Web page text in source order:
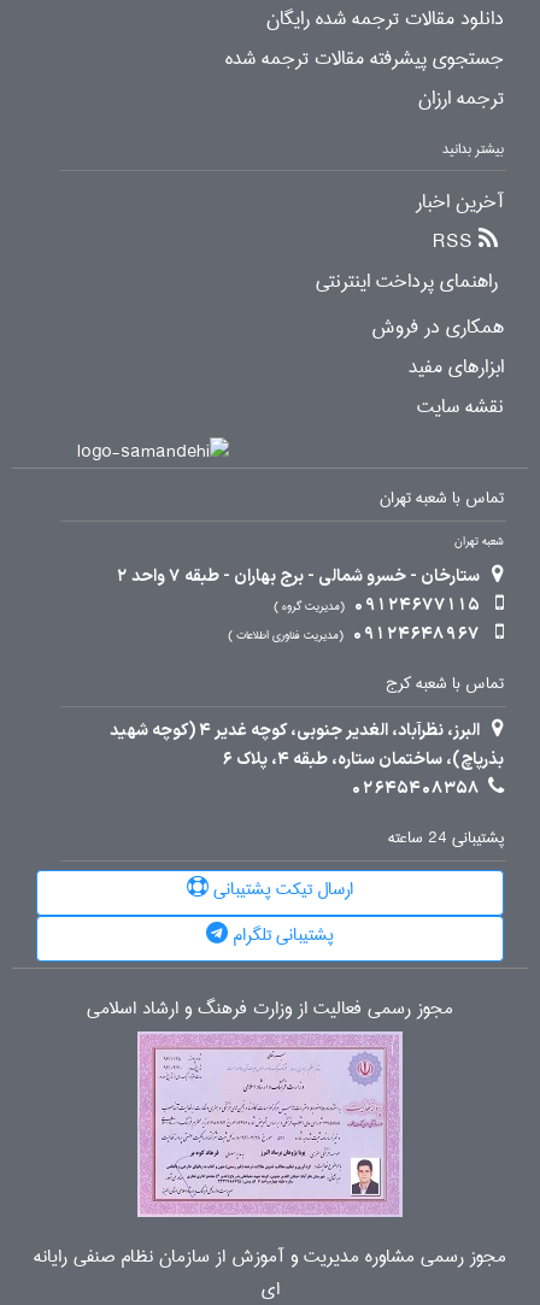
دانلود مقالات ترجمه شده رایگان
جستجوی پیشرفته مقالات ترجمه شده
ترجمه ارزان
بیشتر بدانید
آخرین اخبار
RSS
راهنمای پرداخت اینترنتی
همکاری در فروش
ابزارهای مفید
نقشه سایت
تماس با شعبه تهران
شعبه تهران
ستارخان - خسرو شمالی - برج بهاران - طبقه 7 واحد 2
09124677115
مدیریت گروه
09124648967 مدیریت فناوری اطلاعات
تماس با شعبه کرج
البرز، نظرآباد، الغدیر جنوبی، کوچه غدیر 4 (کوچه شهید
بذرپاچ)، ساختمان ستاره، طبقه 4، پلاک 6
02645408358
پشتیبانی 24 ساعته
ارسال تیکت پشتیبانی
پشتیبانی تلگرام
مجوز رسمی فعالیت از وزارت فرهنگ و ارشاد اسلامی
مجوز رسمی مشاوره مدیریت و آموزش از سازمان نظام صنفی رایانه
ای